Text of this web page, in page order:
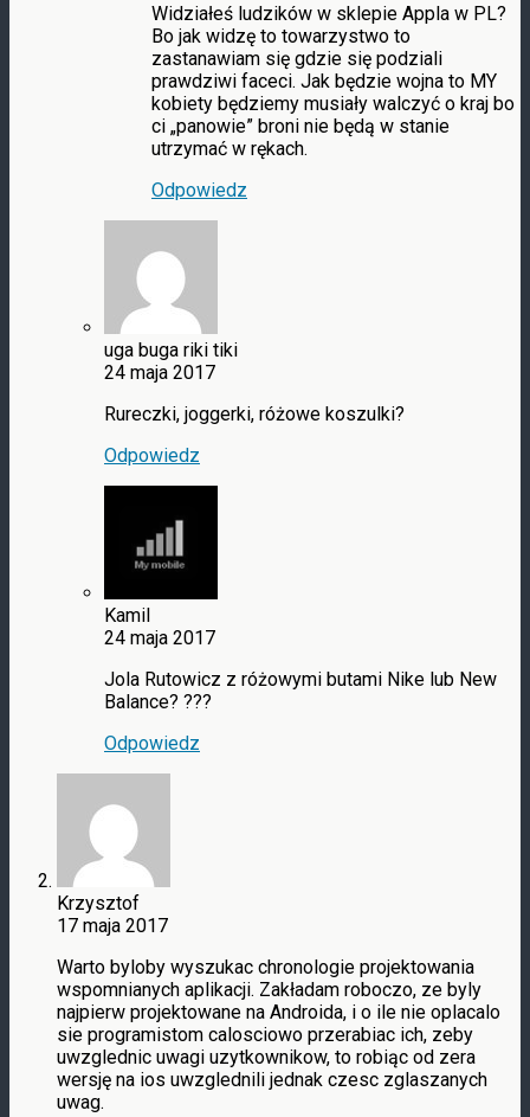
Widziałeś ludzików w sklepie Appla w PL?
Bo jak widzę to towarzystwo to
zastanawiam się gdzie się podziali
prawdziwi faceci. Jak będzie wojna to MY
kobiety będziemy musiały walczyć o kraj bo
ci „panowie” broni nie będą w stanie
utrzymać w rękach.
Odpowiedz
uga buga riki tiki
24 maja 2017
Rureczki, joggerki, różowe koszulki?
Odpowiedz
Kamil
24 maja 2017
Jola Rutowicz z różowymi butami Nike lub New
Balance? ???
Odpowiedz
Krzysztof
17 maja 2017
Warto byloby wyszukac chronologie projektowania
wspomnianych aplikacji. Zakładam roboczo, ze byly
najpierw projektowane na Androida, i o ile nie oplacalo
sie programistom calosciowo przerabiac ich, zeby
uwzglednic uwagi uzytkownikow, to robiąc od zera
wersję na ios uwzglednili jednak czesc zglaszanych
uwag.